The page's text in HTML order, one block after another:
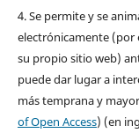
4. Se permite y se
electrónicamente (por
su propio sitio web)
puede dar lugar a
más temprana y
of Open Access) (en